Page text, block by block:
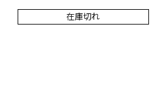
在庫切れ